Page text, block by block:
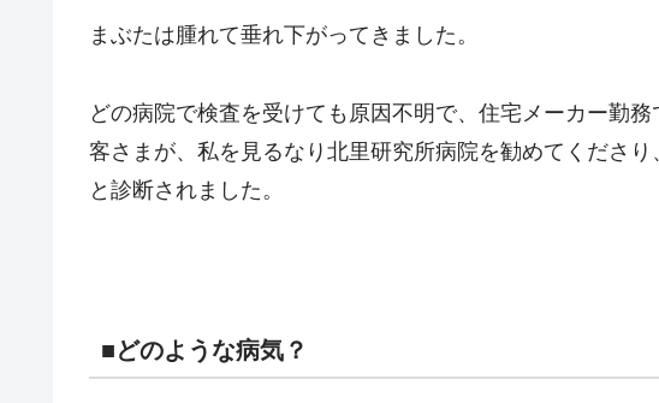
まぶたは腫れて垂れ下がってきました。
どの病院で検査を受けても原因不明で、住宅メーカー勤
客さまが、私を見るなり北里研究所病院を勧めてくださり
と診断されました。
■どのような病気？